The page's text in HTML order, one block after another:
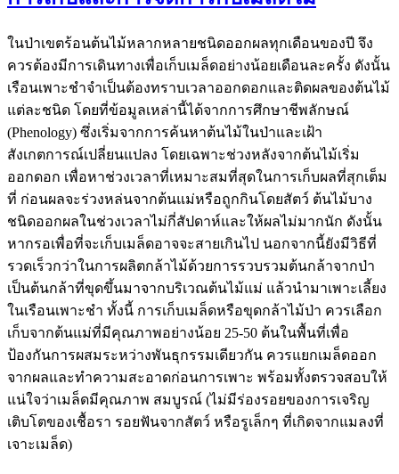
ในป่าเขตร้อนต้นไม้หลากหลายชนิดออกผลทุกเดือนของปี จึง
ควรต้องมีการเดินทางเพื่อเก็บเมล็ดอย่างน้อยเดือนละครั้ง ดังนั้น
เรือนเพาะชำจำเป็นต้องทราบเวลาออกดอกและติดผลของต้นไม้
แต่ละชนิด โดยที่ข้อมูลเหล่านี้ได้จากการศึกษาชีพลักษณ์
(Phenology) ซึ่งเริ่มจากการค้นหาต้นไม้ในป่าและเฝ้า
สังเกตการณ์เปลี่ยนแปลง โดยเฉพาะช่วงหลังจากต้นไม้เริ่ม
ออกดอก เพื่อหาช่วงเวลาที่เหมาะสมที่สุดในการเก็บผลที่สุกเต็ม
ที่ ก่อนผลจะร่วงหล่นจากต้นแม่หรือถูกกินโดยสัตว์ ต้นไม้บาง
ชนิดออกผลในช่วงเวลาไม่กี่สัปดาห์และให้ผลไม่มากนัก ดังนั้น
หากรอเพื่อที่จะเก็บเมล็ดอาจจะสายเกินไป นอกจากนี้ยังมีวิธีที่
รวดเร็วกว่าในการผลิตกล้าไม้ด้วยการรวบรวมต้นกล้าจากป่า
เป็นต้นกล้าที่ขุดขึ้นมาจากบริเวณต้นไม้แม่ แล้วนำมาเพาะเลี้ยง
ในเรือนเพาะชำ ทั้งนี้ การเก็บเมล็ดหรือขุดกล้าไม้ป่า ควรเลือก
เก็บจากต้นแม่ที่มีคุณภาพอย่างน้อย 25-50 ต้นในพื้นที่เพื่อ
ป้องกันการผสมระหว่างพันธุกรรมเดียวกัน ควรแยกเมล็ดออก
จากผลและทำความสะอาดก่อนการเพาะ พร้อมทั้งตรวจสอบให้
แน่ใจว่าเมล็ดมีคุณภาพ สมบูรณ์ (ไม่มีร่องรอยของการเจริญ
เติบโตของเชื้อรา รอยฟันจากสัตว์ หรือรูเล็กๆ ที่เกิดจากแมลงที่
เจาะเมล็ด)